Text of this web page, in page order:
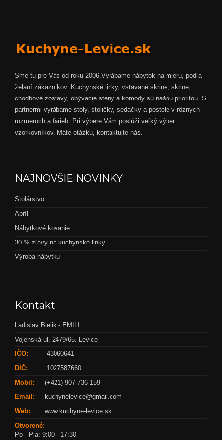
Sme tu pre Vás od roku 2006.Vyrábame nábytok na mieru, podľa
želaní zákazníkov. Kuchynské linky, vstavané skrine, skrine,
chodbové zostavy, obývacie steny a komody sú našou prioritou. S
partnermi vyrábame stoly, stoličky, sedačky a postele v rôznych
rozmeroch a farieb. Pri výbere Vám poslúži veľký výber
vzorkovníkov. Máte otázku, kontaktujte nás.
NAJNOVŠIE NOVINKY
Stolárstvo
Apríl
Nábytkové kovanie
30 % zľavy na kuchynské linky.
Výroba nábytku
Kontakt
Ladislav Bielik - EMILI
Vojenská ul. 2479/65, Levice
IČO:
43060641
DIČ:
1027587660
Mobil:
(+421) 907 736 159
Email:
kuchynelevice@gmail.com
Web:
www.kuchyne-levice.sk
Otvorené:
Po - Pia: 9:00 - 17:30